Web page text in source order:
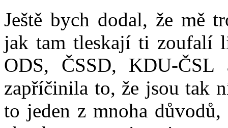
Ještě bych dodal, že mě
jak tam tleskají ti zoufalí
ODS, ČSSD, KDU-ČSL
zapříčinila to, že jsou tak
to jeden z mnoha